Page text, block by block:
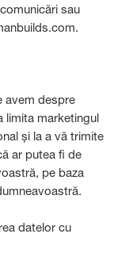
sau
despre
limita marketingul
și la a vă trimite
ar putea fi de
pe baza
datelor cu